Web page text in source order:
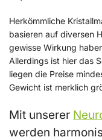
Herkömmliche
basieren auf diversen
gewisse Wirkung
Allerdings ist hier das
liegen die Preise
Gewicht ist merklich
Mit unserer
werden